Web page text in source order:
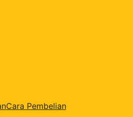
Cara Pembelian